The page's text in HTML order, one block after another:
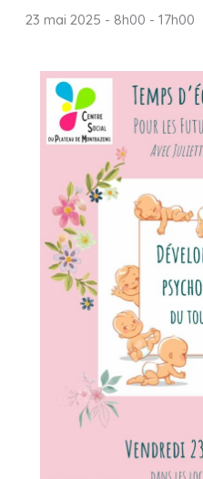
23 mai 2025 - 8h00 -17h00